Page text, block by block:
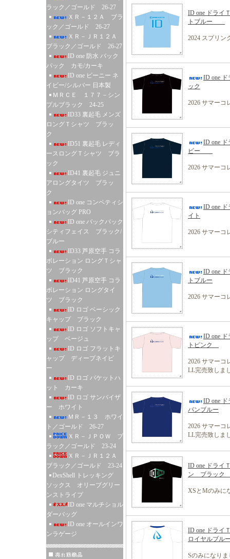
ラック／ゴールド 26-27
ＸＲ－１２Ａ ブラ
ック／ゴールド 26-27
ＸＲ－ＪＲ１２Ａ
ブラック／ゴールド 26-27
ID one 防水 バック
パック カモ/カーキ
ID one ビーニー ネ
イビー/シルバー 日本製
ＭＲＣＥ １７７－シン
プルブラック 24-25
ID33 裏起毛 メンズ
ロングＴシャツ ブラッ
ク
ID51 裏起毛 レディ
ースロングＴシャツ ブラ
ック
ID41 裏起毛 ジュニ
アロングタイツ ブラッ
ク
ID one コンペティシ
ョンバッグ PRO
ID one バックパック
シティフェイス ブラック/
ブルー
ID33 芦原空手 コラ
ボレーション ロングＴシャ
ツ ブラック
ID41 芦原空手 コラ
ボレーション ロングタイ
ツ ブラック
ID ロゴ ベーシック
キャップ ブラック
ID ロゴ ソフトキャ
ップ ベージュ
ID ロゴ フラットキ
ャップ ディープネイビ
ー
ID ロゴ バケットハ
ット カーキ
ID ロゴ サンバイザ
ー ホワイト
ＭＲ－１３ ホワイ
ト／ゴールド 26-27
ＸＲ－ＪＰＯＷ ブ
ラック／ゴールド 23-24
ＸＲ－ＪＲ１２Ａ
ブラック／ゴールド 23-24
DexShell トレッキング
ソックス オリーブグリー
ンストライプ
ID one マルチショル
ダーバッグ
ID one オールインワ
ンラゲージ
ID one ドライ
トブルー
2024 スプリン
ID one ド
ック
2026 サマーコ
ID one ド
ビー
2026 サマーコ
ID one ド
イト
2026 サマーコ
ID one ド
トブルー
2026 サマーコ
ID one ド
トピンク
2026 サマーコ
LL完売致しま
ID one ド
パンブルー
2026 サマーコ
LL完売致しま
ID one ドライ
ン ブラッ
XSとMのみに
ID one ドライ
ロイヤルブ
Sのみになり